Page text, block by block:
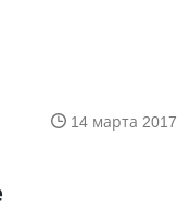
14 марта 2017